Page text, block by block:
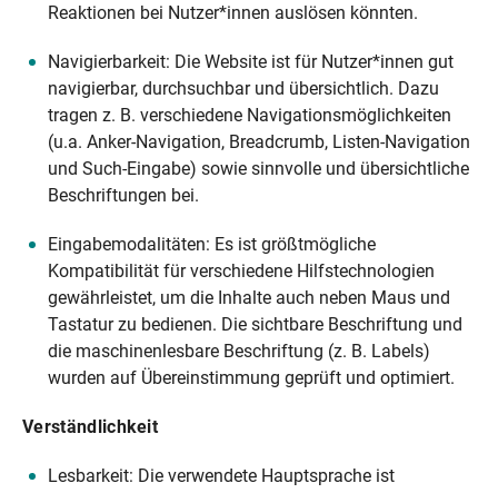
Reaktionen bei Nutzer*innen auslösen könnten.
Navigierbarkeit: Die Website ist für Nutzer*innen gut
navigierbar, durchsuchbar und übersichtlich. Dazu
tragen z. B. verschiedene Navigationsmöglichkeiten
(u.a. Anker-Navigation, Breadcrumb, Listen-Navigation
und Such-Eingabe) sowie sinnvolle und übersichtliche
Beschriftungen bei.
Eingabemodalitäten: Es ist größtmögliche
Kompatibilität für verschiedene Hilfstechnologien
gewährleistet, um die Inhalte auch neben Maus und
Tastatur zu bedienen. Die sichtbare Beschriftung und
die maschinenlesbare Beschriftung (z. B. Labels)
wurden auf Übereinstimmung geprüft und optimiert.
Verständlichkeit
Lesbarkeit: Die verwendete Hauptsprache ist